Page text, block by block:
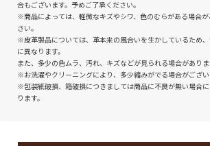
合もございます。予めご了承ください。
※商品によっては、軽微なキズやシワ、色のむらがある場合
さい。
※皮革製品については、革本来の風合いを生かしているため
に異なります。
また、多少の色ムラ、汚れ、キズなどが見られる場合がありま
※お洗濯やクリーニングにより、多少縮みがでる場合がござい
※包装紙破損、箱破損につきましては商品に不良が無い場合
ります。